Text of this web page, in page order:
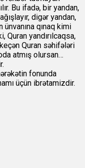
Bu ifadə, bir yandan,
digər yandan,
qınaq kimi
Quran yandırılcaqsa,
Quran səhifələri
atmış olursan…
fonunda
üçün ibrətamizdir.